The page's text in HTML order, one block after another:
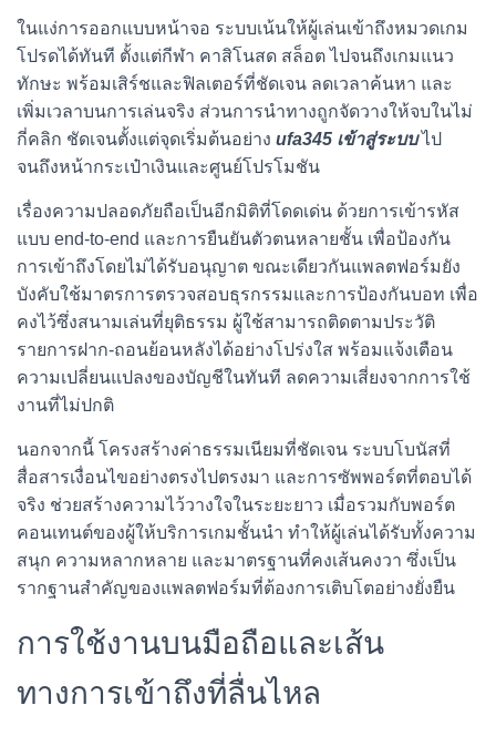
ในแง่การออกแบบหน้าจอ ระบบเน้นให้ผู้เล่นเข้าถึงหมวดเกม
โปรดได้ทันที ตั้งแต่กีฬา คาสิโนสด สล็อต ไปจนถึงเกมแนว
ทักษะ พร้อมเสิร์ชและฟิลเตอร์ที่ชัดเจน ลดเวลาค้นหา และ
เพิ่มเวลาบนการเล่นจริง ส่วนการนำทางถูกจัดวางให้จบในไม่
กี่คลิก ชัดเจนตั้งแต่จุดเริ่มต้นอย่าง ufa345 เข้าสู่ระบบไป
จนถึงหน้ากระเป๋าเงินและศูนย์โปรโมชัน
เรื่องความปลอดภัยถือเป็นอีกมิติที่โดดเด่น ด้วยการเข้ารหัส
แบบ end-to-end และการยืนยันตัวตนหลายชั้น เพื่อป้องกัน
การเข้าถึงโดยไม่ได้รับอนุญาต ขณะเดียวกันแพลตฟอร์มยัง
บังคับใช้มาตรการตรวจสอบธุรกรรมและการป้องกันบอท เพื่อ
คงไว้ซึ่งสนามเล่นที่ยุติธรรม ผู้ใช้สามารถติดตามประวัติ
รายการฝาก-ถอนย้อนหลังได้อย่างโปร่งใส พร้อมแจ้งเตือน
ความเปลี่ยนแปลงของบัญชีในทันที ลดความเสี่ยงจากการใช้
งานที่ไม่ปกติ
นอกจากนี้ โครงสร้างค่าธรรมเนียมที่ชัดเจน ระบบโบนัสที่
สื่อสารเงื่อนไขอย่างตรงไปตรงมา และการซัพพอร์ตที่ตอบได้
จริง ช่วยสร้างความไว้วางใจในระยะยาว เมื่อรวมกับพอร์ต
คอนเทนต์ของผู้ให้บริการเกมชั้นนำ ทำให้ผู้เล่นได้รับทั้งความ
สนุก ความหลากหลาย และมาตรฐานที่คงเส้นคงวา ซึ่งเป็น
รากฐานสำคัญของแพลตฟอร์มที่ต้องการเติบโตอย่างยั่งยืน
การใช้งานบนมือถือและเส้น
ทางการเข้าถึงที่ลื่นไหล